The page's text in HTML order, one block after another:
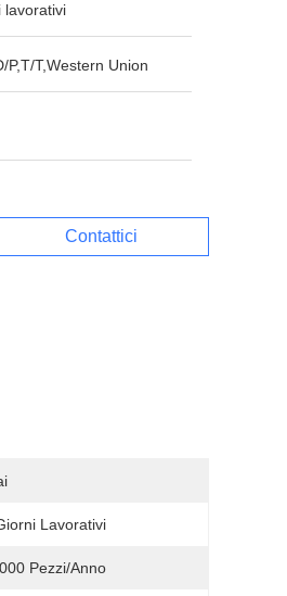
lavorativi
P,T/T,Western Union
Contattici
Lavorativi
Pezzi/anno